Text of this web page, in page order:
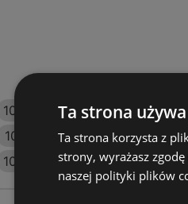
10:00
20:00
10:00
18:00
10:00 20:00
Ta strona
Ta strona korzysta z
strony, wyrażasz
naszej polityki plików